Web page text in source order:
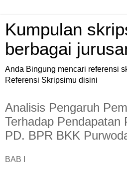
Kumpulan
berbagai
Anda Bingung mencari referensi
Referensi Skripsimu disini
Analisis Pengaruh
Terhadap Pendapatan
PD. BPR BKK
BAB I